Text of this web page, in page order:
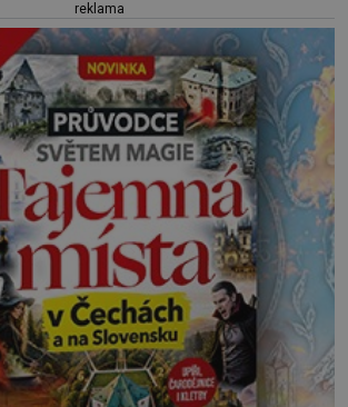
reklama